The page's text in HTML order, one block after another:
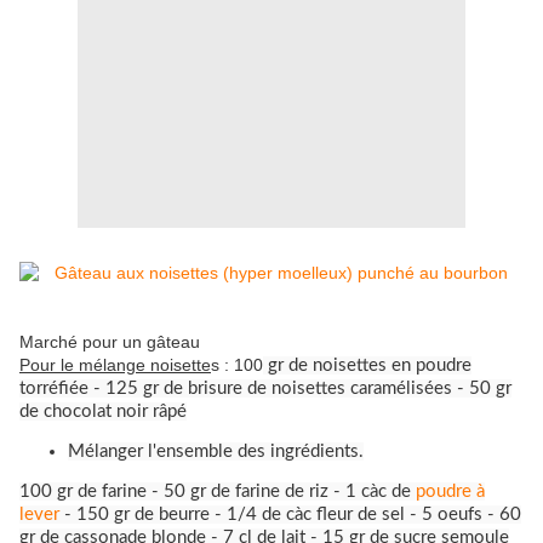
Marché pour un gâteau
Pour le mélange noisettes : 100 gr de noisettes en poudre
torréfiée - 125 gr de brisure de noisettes caramélisées - 50 gr
de chocolat noir râpé
Mélanger l'ensemble des ingrédients.
100 gr de farine - 50 gr de farine de riz - 1 càc de poudre à
lever- 150 gr de beurre - 1/4 de càc fleur de sel - 5 oeufs - 60
gr de cassonade blonde - 7 cl de lait - 15 gr de sucre semoule